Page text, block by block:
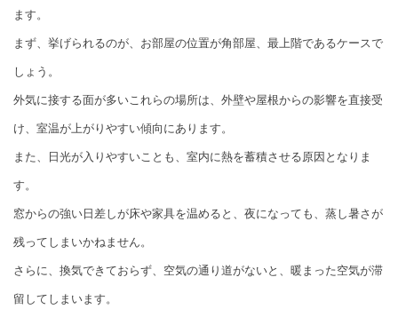
ます。
まず、挙げられるのが、お部屋の位置が角部屋、最上階であるケースで
しょう。
外気に接する面が多いこれらの場所は、外壁や屋根からの影響を直接受
け、室温が上がりやすい傾向にあります。
また、日光が入りやすいことも、室内に熱を蓄積させる原因となりま
す。
窓からの強い日差しが床や家具を温めると、夜になっても、蒸し暑さが
残ってしまいかねません。
さらに、換気できておらず、空気の通り道がないと、暖まった空気が滞
留してしまいます。